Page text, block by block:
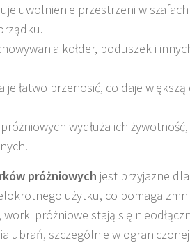
uwolnienie przestrzeni w
kołder, poduszek i
je łatwo przenosić, co daje
wydłuża ich
próżniowych jest przyjazne
użytku, co pomaga
próżniowe stają się
ubrań, szczególnie w